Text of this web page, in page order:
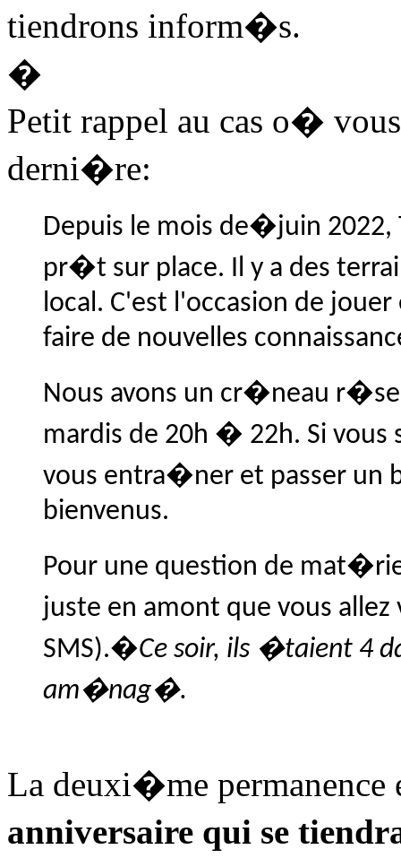
tiendrons inform�s.
�
Petit rappel au cas o�
derni�re:
Depuis le mois de�juin 2022,
pr�t sur place. Il y a des
local. C'est l'occasion de
faire de nouvelles
Nous avons un cr�neau
mardis de 20h � 22h. Si vous
vous entra�ner et passer un
bienvenus.
Pour une question de
juste en amont que vous
SMS).�Ce soir, ils �taient 4
am�nag�.
La deuxi�me
anniversaire qui se